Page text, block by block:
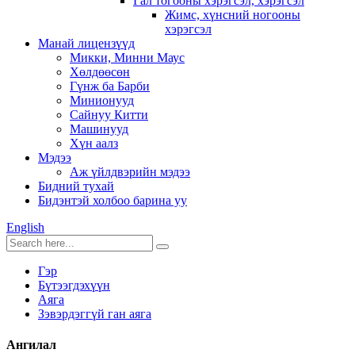
Жимс, хүнсний ногооны
хэрэгсэл
Манай лицензүүд
Микки, Минни Маус
Хөлдөөсөн
Гүнж ба Барби
Минионууд
Сайнуу Китти
Машинууд
Хүн аалз
Мэдээ
Аж үйлдвэрийн мэдээ
Бидний тухай
Бидэнтэй холбоо барина уу
English
Гэр
Бүтээгдэхүүн
Аяга
Зэвэрдэггүй ган аяга
Ангилал